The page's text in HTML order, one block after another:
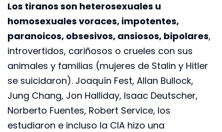
Los tiranos son heterosexuales u
homosexuales voraces, impotentes,
paranoicos, obsesivos, ansiosos, bipolares,
introvertidos, cariñosos o crueles con sus
animales y familias (mujeres de Stalin y Hitler
se suicidaron). Joaquín Fest, Allan Bullock,
Jung Chang, Jon Halliday, Isaac Deutscher,
Norberto Fuentes, Robert Service, los
estudiaron e incluso la CIA hizo una